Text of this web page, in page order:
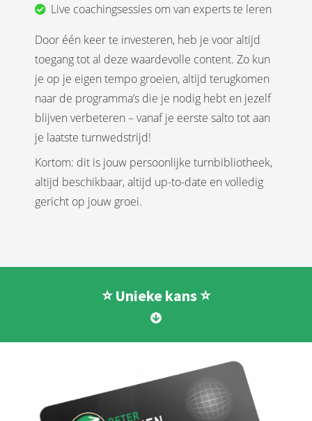
Live coachingsessies om van experts te leren
Door één keer te investeren, heb je voor altijd
toegang tot al deze waardevolle content. Zo kun
je op je eigen tempo groeien, altijd terugkomen
naar de programma’s die je nodig hebt en jezelf
blijven verbeteren – vanaf je eerste salto tot aan
je laatste turnwedstrijd!
Kortom: dit is jouw persoonlijke turnbibliotheek,
altijd beschikbaar, altijd up-to-date en volledig
gericht op jouw groei.
⭐️ Unieke kans ⭐️